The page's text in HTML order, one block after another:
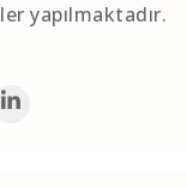
yapılmaktadır.